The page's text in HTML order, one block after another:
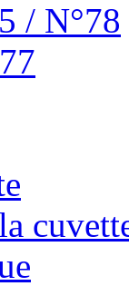
/ N°78